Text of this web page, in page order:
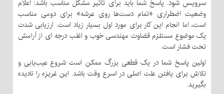
سرویس شود. پاسخ شما باید برای تأثیر مشکل مناسب باشد: اعلام
وضعیت اضطراری «تمام دست‌ها روی عرشه» برای دومی مناسب
است، اما انجام این کار برای مورد اول بسیار زیاد است. ارزیابی شدت
یک موضوع مستلزم قضاوت مهندسی خوب و اغلب درجه ای از آرامش
تحت فشار است.
اولین پاسخ شما در یک قطعی بزرگ ممکن است شروع عیب‌یابی و
تلاش برای یافتن علت اصلی در اسرع وقت باشد. این غریزه را نادیده
بگیرید.